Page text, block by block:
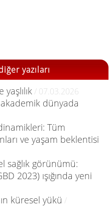
yazıları
/ 07.03.2026
dünyada
Tüm
ve yaşam beklentisi
sağlık görünümü:
2023) ışığında yeni
küresel yükü /